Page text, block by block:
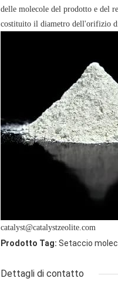
delle molecole del prodotto e del
costituito il diametro dell'orifizio
catalyst@catalystzeolite.com
Prodotto Tag: Setaccio
Dettagli di contatto